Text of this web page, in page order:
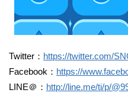
Twitter： https://twitter.com/
Facebook： https://
LINE＠： http://line.me/ti/p/